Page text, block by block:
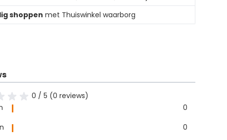
shoppen met Thuiswinkel waarborg
0 / 5 (0 reviews)
0
0